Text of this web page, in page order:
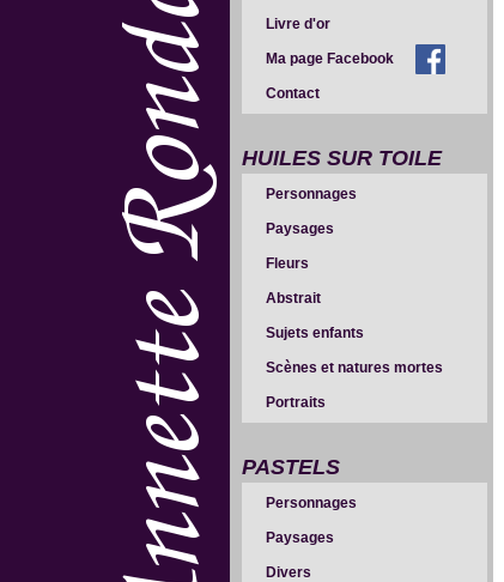
Livre d'or
Ma page Facebook
Contact
HUILES SUR TOILE
Personnages
Paysages
Fleurs
Abstrait
Sujets enfants
Scènes et natures mortes
Portraits
PASTELS
Personnages
Paysages
Divers